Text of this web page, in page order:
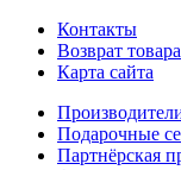
Контакты
Возврат товара
Карта сайта
Подарочные
Партнёрская